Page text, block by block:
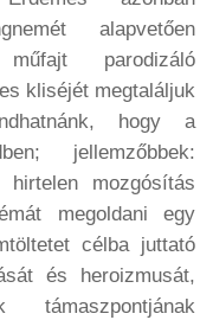
alapvetően
műfajt parodizáló
kliséjét megtaláljuk
hogy a
jellemzőbbek:
hirtelen mozgósítás
megoldani egy
célba juttató
és heroizmusát,